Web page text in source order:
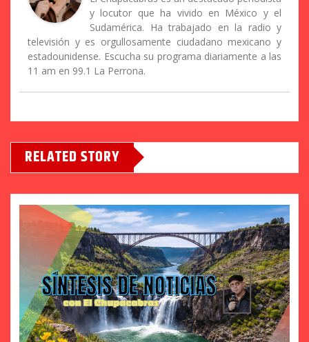
y locutor que ha vivido en México y el
Sudamérica. Ha trabajado en la radio y
televisión y es orgullosamente ciudadano mexicano y
estadounidense. Escucha su programa diariamente a las
11 am en 99.1 La Perrona.
RELATED STORY